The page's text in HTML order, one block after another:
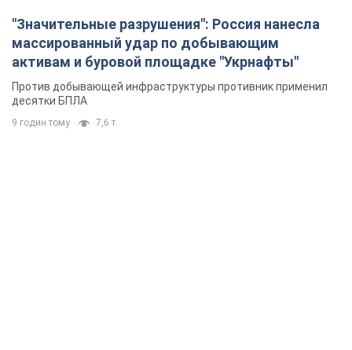
"Значительные разрушения": Россия нанесла
массированный удар по добывающим
активам и буровой площадке "Укрнафты"
Против добывающей инфраструктуры противник применил
десятки БПЛА
9 годин тому 7,6 т.